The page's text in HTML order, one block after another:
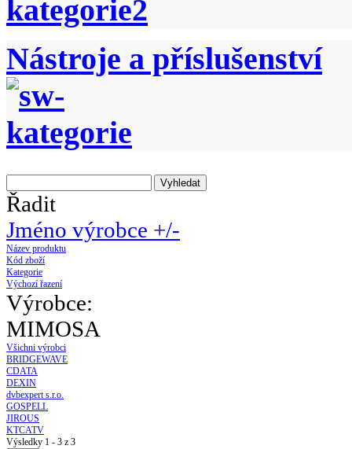
Nástroje a příslušenství
Řadit
Jméno výrobce +/-
Název produktu
Kód zboží
Kategorie
Výchozí řazení
Výrobce:
MIMOSA
Všichni výrobci
BRIDGEWAVE
CDATA
DEXIN
dvbexpert s.r.o.
GOSPELL
JIROUS
KTCATV
Výsledky 1 - 3 z 3